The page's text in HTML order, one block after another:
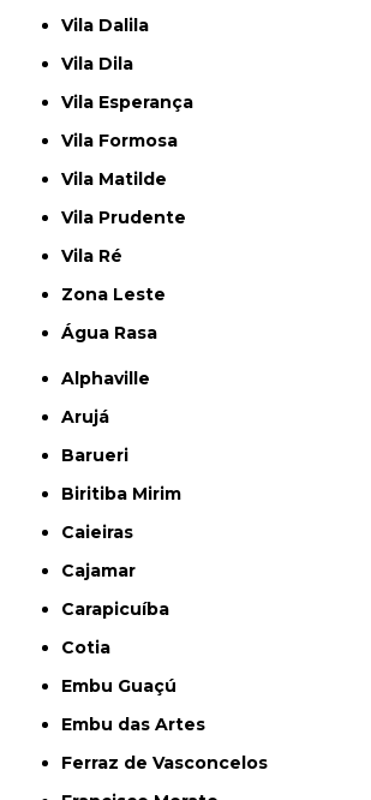
Vila Dalila
Vila Dila
Vila Esperança
Vila Formosa
Vila Matilde
Vila Prudente
Vila Ré
Zona Leste
Água Rasa
Alphaville
Arujá
Barueri
Biritiba Mirim
Caieiras
Cajamar
Carapicuíba
Cotia
Embu Guaçú
Embu das Artes
Ferraz de Vasconcelos